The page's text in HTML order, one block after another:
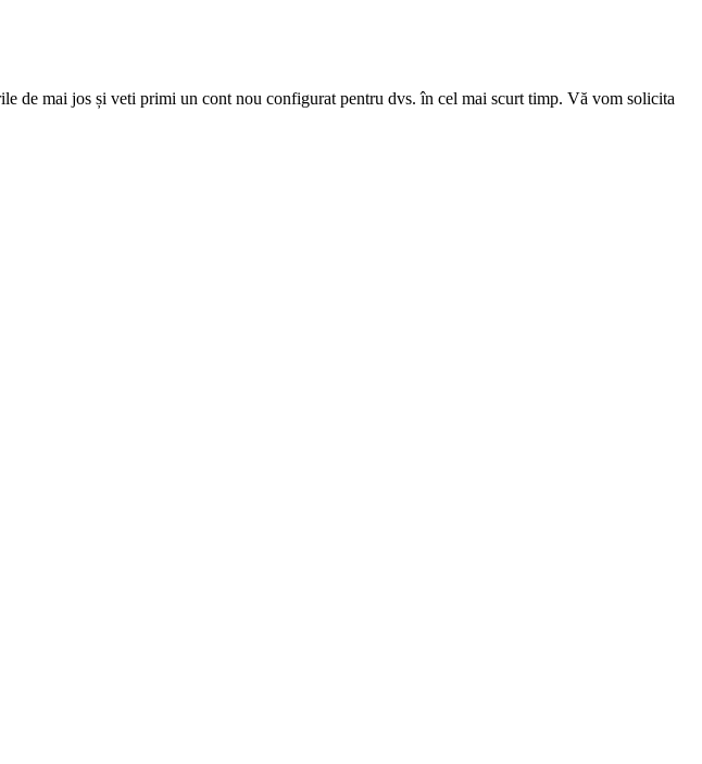
de mai jos și veti primi un cont nou configurat pentru dvs. în cel mai scurt timp. Vă vom solicita